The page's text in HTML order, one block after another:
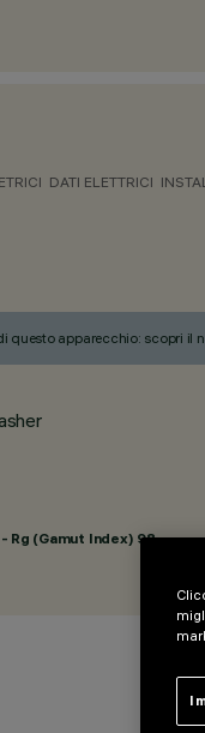
DATI ELETTRICI
questo apparecchio: scopri il
Rg (Gamut Index) 98